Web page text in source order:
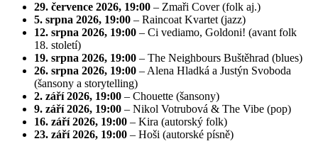
29. července 2026, 19:00 – Zmaři Cover (folk aj.)
5. srpna 2026, 19:00 – Raincoat Kvartet (jazz)
12. srpna 2026, 19:00 – Ci vediamo, Goldoni! (avant folk
18. století)
19. srpna 2026, 19:00 – The Neighbours Buštěhrad (blues)
26. srpna 2026, 19:00 – Alena Hladká a Justýn Svoboda
(šansony a storytelling)
2. září 2026, 19:00 – Chouette (šansony)
9. září 2026, 19:00 – Nikol Votrubová & The Vibe (pop)
16. září 2026, 19:00 – Kira (autorský folk)
23. září 2026, 19:00 – Hoši (autorské písně)